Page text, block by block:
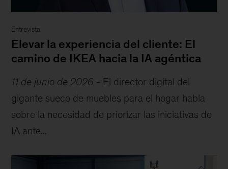
Entrevista
Elevar la experiencia del cliente: El
camino de IKEA hacia la IA agéntica
11 de junio de 2026 - El director digital del
gigante sueco de muebles para el hogar habla
sobre la necesidad de priorizar las iniciativas de
IA ante...